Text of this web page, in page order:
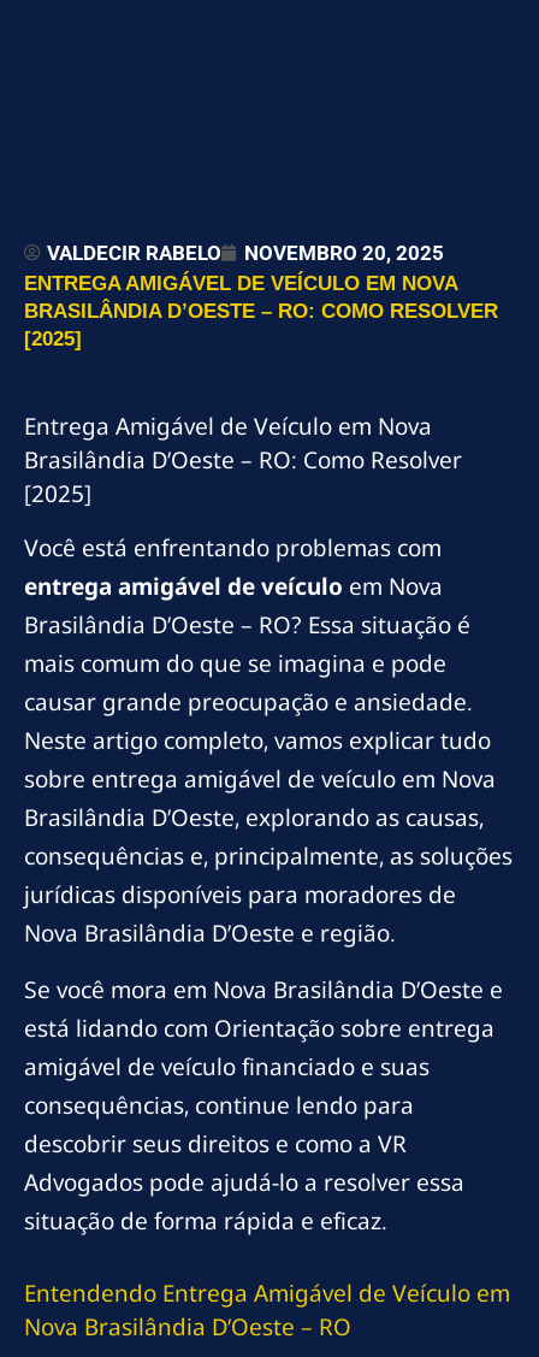
VALDECIR RABELO NOVEMBRO 20, 2025
ENTREGA AMIGÁVEL DE VEÍCULO EM NOVA
BRASILÂNDIA D’OESTE – RO: COMO RESOLVER
[2025]
Entrega Amigável de Veículo em Nova
Brasilândia D’Oeste – RO: Como Resolver
[2025]
Você está enfrentando problemas com
entrega amigável de veículo em Nova
Brasilândia D’Oeste – RO? Essa situação é
mais comum do que se imagina e pode
causar grande preocupação e ansiedade.
Neste artigo completo, vamos explicar tudo
sobre entrega amigável de veículo em Nova
Brasilândia D’Oeste, explorando as causas,
consequências e, principalmente, as soluções
jurídicas disponíveis para moradores de
Nova Brasilândia D’Oeste e região.
Se você mora em Nova Brasilândia D’Oeste e
está lidando com Orientação sobre entrega
amigável de veículo financiado e suas
consequências, continue lendo para
descobrir seus direitos e como a VR
Advogados pode ajudá-lo a resolver essa
situação de forma rápida e eficaz.
Entendendo Entrega Amigável de Veículo em
Nova Brasilândia D’Oeste – RO